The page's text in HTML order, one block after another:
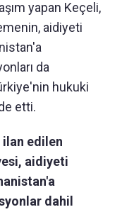
yapan Keçeli,
aidiyeti
da
hukuki
etti.
ilan edilen
aidiyeti
dahil